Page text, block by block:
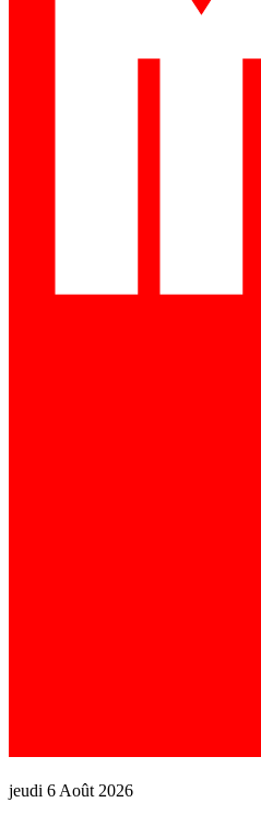
jeudi 6 Août 2026